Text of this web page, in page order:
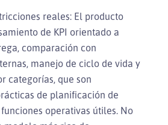
reales: El producto
de KPI orientado a
comparación con
manejo de ciclo de vida y
categorías, que son
de planificación de
operativas útiles. No